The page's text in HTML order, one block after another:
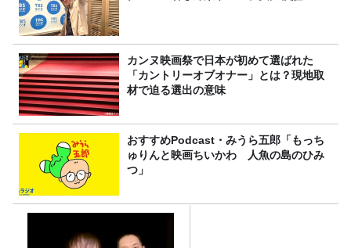
カンヌ映画祭で日本が初めて選ばれた
「カントリーオブオナー」とは？現地取
材で迫る選出の意味
おすすめPodcast・みうら五郎「もっち
ゅりんと映画ちいかわ 人魚の島のひみ
つ」